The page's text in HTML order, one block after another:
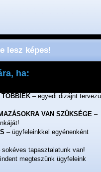
lesz képes!
ha:
– egyedi dizájnt
VAN SZÜKSÉGE –
– ügyfeleinkkel egyénenként
sokéves tapasztalatunk van!
megteszünk ügyfeleink